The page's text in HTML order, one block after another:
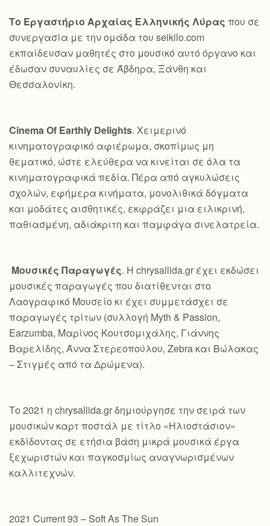
Το Εργαστήριο Αρχαίας Ελληνικής Λύρας που σε
συνεργασία με την ομάδα του seikilo.com
εκπαίδευσαν μαθητές στο μουσικό αυτό όργανο και
έδωσαν συναυλίες σε Άβδηρα, Ξάνθη και
Θεσσαλονίκη.
Cinema Of Earthly Delights. Χειμερινό
κινηματογραφικό αφιέρωμα, σκοπίμως μη
θεματικό, ώστε ελεύθερα να κινείται σε όλα τα
κινηματογραφικά πεδία. Πέρα από αγκυλώσεις
σχολών, εφήμερα κινήματα, μονολιθικά δόγματα
και μοδάτες αισθητικές, εκφράζει μια ειλικρινή,
παθιασμένη, αδιάκριτη και παμφάγα σινελατρεία.
Μουσικές Παραγωγές. Η chrysallida.gr έχει εκδώσει
μουσικές παραγωγές που διατίθενται στο
Λαογραφικό Μουσείο κι έχει συμμετάσχει σε
παραγωγές τρίτων (συλλογή Myth & Passion,
Earzumba, Μαρίνος Κουτσομιχάλης, Γιάννης
Βαρελίδης, Άννα Στερεοπούλου, Zebra και Βώλακας
– Στιγμές από τα Δρώμενα).
Το 2021 η chrysallida.gr δημιούργησε την σειρά των
μουσικών καρτ ποστάλ με τίτλο «Ηλιοστάσιον»
εκδίδοντας σε ετήσια βάση μικρά μουσικά έργα
ξεχωριστών και παγκοσμίως αναγνωρισμένων
καλλιτεχνών.
2021 Current 93 – Soft As The Sun